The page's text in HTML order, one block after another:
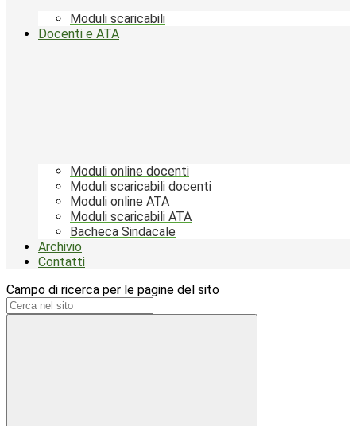
Moduli scaricabili
Docenti e ATA
Moduli online docenti
Moduli scaricabili docenti
Moduli online ATA
Moduli scaricabili ATA
Bacheca Sindacale
Archivio
Contatti
Campo di ricerca per le pagine del sito